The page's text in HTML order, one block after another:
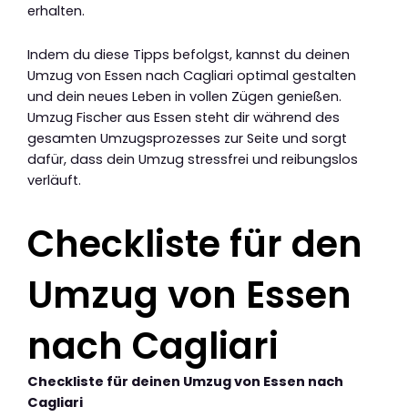
erhalten.
Indem du diese Tipps befolgst, kannst du deinen
Umzug von Essen nach Cagliari optimal gestalten
und dein neues Leben in vollen Zügen genießen.
Umzug Fischer aus Essen steht dir während des
gesamten Umzugsprozesses zur Seite und sorgt
dafür, dass dein Umzug stressfrei und reibungslos
verläuft.
Checkliste für den
Umzug von Essen
nach Cagliari
Checkliste für deinen Umzug von Essen nach
Cagliari